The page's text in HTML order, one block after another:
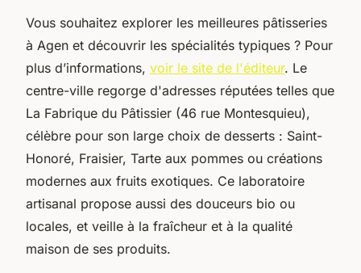
Vous souhaitez explorer les meilleures pâtisseries
à Agen et découvrir les spécialités typiques ? Pour
plus d’informations, voir le site de l'éditeur. Le
centre-ville regorge d'adresses réputées telles que
La Fabrique du Pâtissier (46 rue Montesquieu),
célèbre pour son large choix de desserts : Saint-
Honoré, Fraisier, Tarte aux pommes ou créations
modernes aux fruits exotiques. Ce laboratoire
artisanal propose aussi des douceurs bio ou
locales, et veille à la fraîcheur et à la qualité
maison de ses produits.